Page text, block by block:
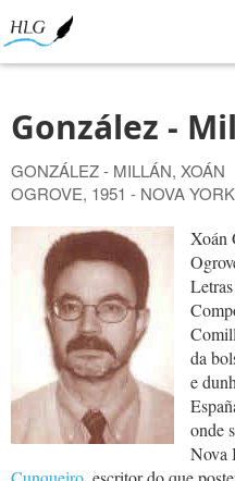
González -
GONZÁLEZ - MILLÁN, XOÁN
OGROVE, 1951 - NOVA
Xoán
da
e
onde
Nova